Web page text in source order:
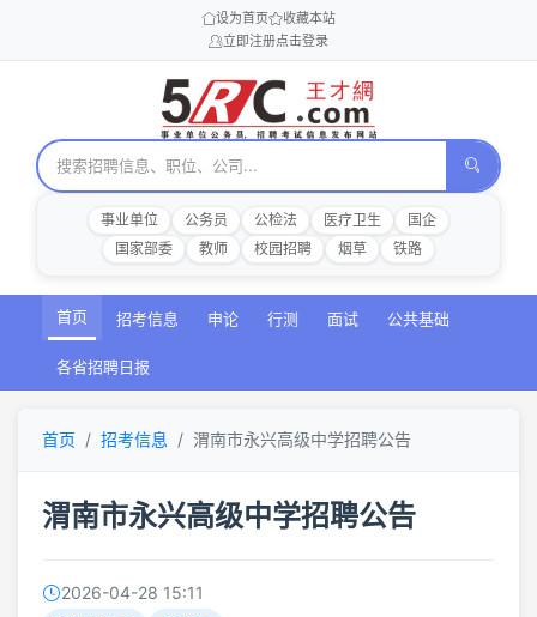
设为首页
收藏本站
立即注册点击登录
事业单位 公务员 公检法 医疗卫生
国企
国家部委
教师 校园招聘 烟草 铁路
首页 招考信息 申论 行测 面试 公共基础
各省招聘日报
首页 招考信息 渭南市永兴高级中学招聘公告
渭南市永兴高级中学招聘公告
2026-04-28 15:11